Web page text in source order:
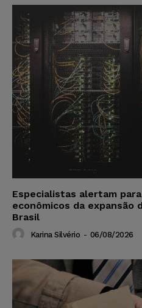
Especialistas alertam
econômicos da expansão
Brasil
Karina Silvério - 06/08/2026